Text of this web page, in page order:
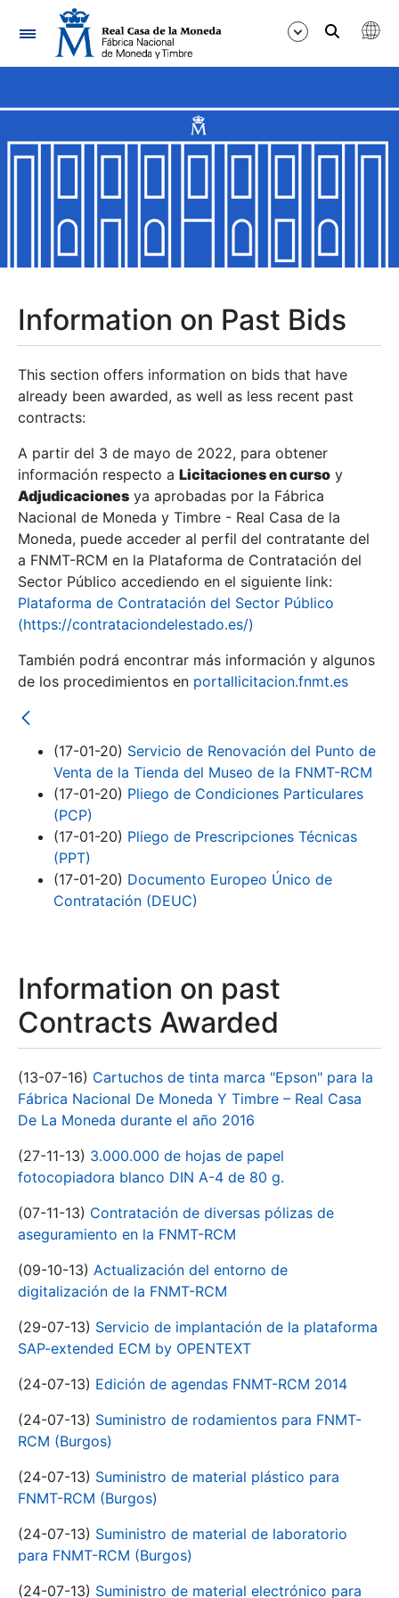
Navigation
Show/Hide
Show/Hide
Show/Hide
Show/Hide
Show/Hide
Show/Hide
Information on Past Bids
This section offers information on bids that have
already been awarded, as well as less recent past
contracts:
A partir del 3 de mayo de 2022, para obtener
información respecto a Licitaciones en curso y
Adjudicaciones ya aprobadas por la Fábrica
Nacional de Moneda y Timbre - Real Casa de la
Moneda, puede acceder al perfil del contratante del
a FNMT-RCM en la Plataforma de Contratación del
Sector Público accediendo en el siguiente link:
Plataforma de Contratación del Sector Público
(https://contrataciondelestado.es/)
También podrá encontrar más información y algunos
de los procedimientos en portallicitacion.fnmt.es
(17-01-20) Servicio de Renovación del Punto de
Venta de la Tienda del Museo de la FNMT-RCM
(17-01-20) Pliego de Condiciones Particulares
(PCP)
(17-01-20) Pliego de Prescripciones Técnicas
(PPT)
(17-01-20) Documento Europeo Único de
Contratación (DEUC)
Information on past
Contracts Awarded
(13-07-16) Cartuchos de tinta marca "Epson" para la
Fábrica Nacional De Moneda Y Timbre – Real Casa
De La Moneda durante el año 2016
(27-11-13) 3.000.000 de hojas de papel
fotocopiadora blanco DIN A-4 de 80 g.
(07-11-13) Contratación de diversas pólizas de
aseguramiento en la FNMT-RCM
(09-10-13) Actualización del entorno de
digitalización de la FNMT-RCM
(29-07-13) Servicio de implantación de la plataforma
SAP-extended ECM by OPENTEXT
(24-07-13) Edición de agendas FNMT-RCM 2014
(24-07-13) Suministro de rodamientos para FNMT-
RCM (Burgos)
(24-07-13) Suministro de material plástico para
FNMT-RCM (Burgos)
(24-07-13) Suministro de material de laboratorio
para FNMT-RCM (Burgos)
(24-07-13) Suministro de material electrónico para